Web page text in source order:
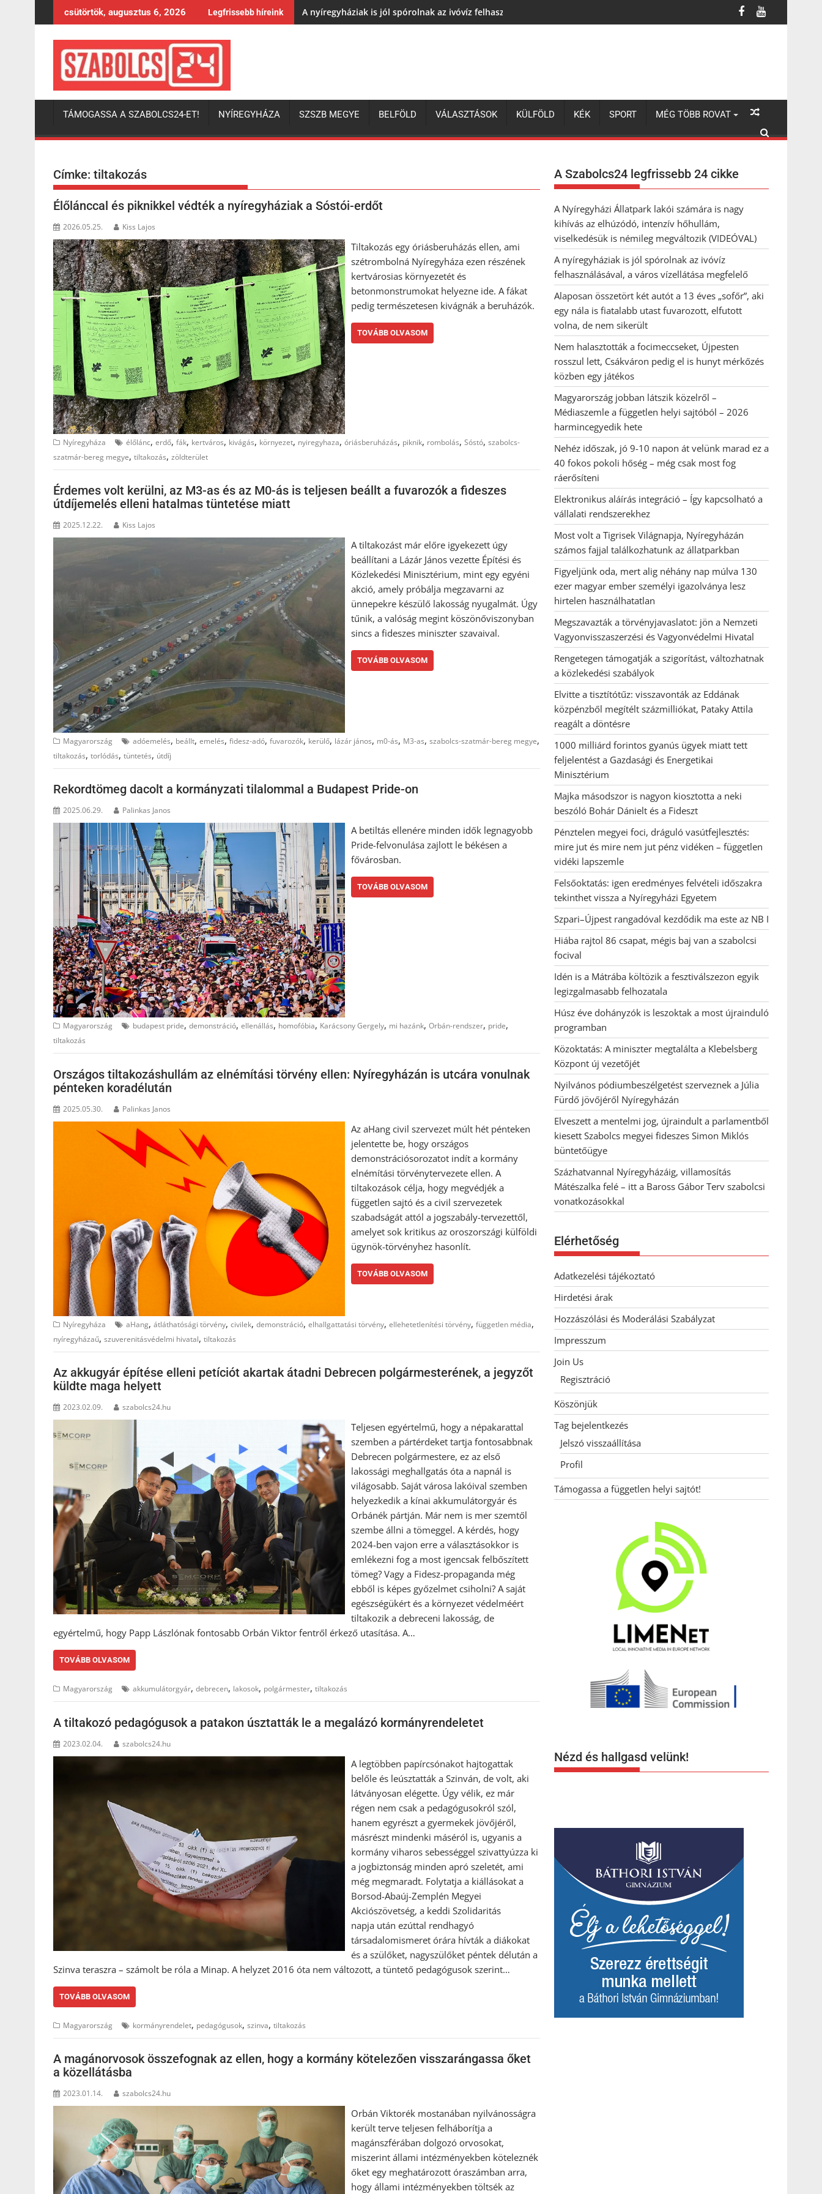
to
csütörtök, augusztus 6, 2026 Legfrissebb híreink A nyíregyháziak is jól spórolnak az ivóvíz felhasználásával, a város vízellátása megfelelő
TÁMOGASSA A SZABOLCS24-ET! NYÍREGYHÁZA SZSZB MEGYE BELFÖLD VÁLASZTÁSOK KÜLFÖLD KÉK SPORT MÉG TÖBB ROVAT
Címke: tiltakozás
Élőlánccal és piknikkel védték a nyíregyháziak a Sóstói-erdőt
2026.05.25. Kiss Lajos
Tiltakozás egy óriásberuházás ellen, ami
szétrombolná Nyíregyháza ezen részének
kertvárosias környezetét és
betonmonstrumokat helyezne ide. A fákat
pedig természetesen kivágnák a beruházók.
TOVÁBB OLVASOM
Nyíregyháza élőlánc, erdő, fák, kertváros, kivágás, környezet, nyiregyhaza, óriásberuházás, piknik, rombolás, Sóstó, szabolcs-
szatmár-bereg megye, tiltakozás, zöldterület
Érdemes volt kerülni, az M3-as és az M0-ás is teljesen beállt a fuvarozók a fideszes
útdíjemelés elleni hatalmas tüntetése miatt
2025.12.22. Kiss Lajos
A tiltakozást már előre igyekezett úgy
beállítani a Lázár János vezette Építési és
Közlekedési Minisztérium, mint egy egyéni
akció, amely próbálja megzavarni az
ünnepekre készülő lakosság nyugalmát. Úgy
tűnik, a valóság megint köszönőviszonyban
sincs a fideszes miniszter szavaival.
TOVÁBB OLVASOM
Magyarország adóemelés, beállt, emelés, fidesz-adó, fuvarozók, kerülő, lázár jános, m0-ás, M3-as, szabolcs-szatmár-bereg megye,
tiltakozás, torlódás, tüntetés, útdíj
Rekordtömeg dacolt a kormányzati tilalommal a Budapest Pride-on
2025.06.29. Palinkas Janos
A betiltás ellenére minden idők legnagyobb
Pride-felvonulása zajlott le békésen a
fővárosban.
TOVÁBB OLVASOM
Magyarország budapest pride, demonstráció, ellenállás, homofóbia, Karácsony Gergely, mi hazánk, Orbán-rendszer, pride,
tiltakozás
Országos tiltakozáshullám az elnémítási törvény ellen: Nyíregyházán is utcára vonulnak
pénteken koradélután
2025.05.30. Palinkas Janos
Az aHang civil szervezet múlt hét pénteken
jelentette be, hogy országos
demonstrációsorozatot indít a kormány
elnémítási törvénytervezete ellen. A
tiltakozások célja, hogy megvédjék a
független sajtó és a civil szervezetek
szabadságát attól a jogszabály-tervezettől,
amelyet sok kritikus az oroszországi külföldi
ügynök-törvényhez hasonlít.
TOVÁBB OLVASOM
Nyíregyháza aHang, átláthatósági törvény, civilek, demonstráció, elhallgattatási törvény, ellehetetlenítési törvény, független média,
nyíregyházaű, szuverenitásvédelmi hivatal, tiltakozás
Az akkugyár építése elleni petíciót akartak átadni Debrecen polgármesterének, a jegyzőt
küldte maga helyett
2023.02.09. szabolcs24.hu
Teljesen egyértelmű, hogy a népakarattal
szemben a pártérdeket tartja fontosabbnak
Debrecen polgármestere, ez az első
lakossági meghallgatás óta a napnál is
világosabb. Saját városa lakóival szemben
helyezkedik a kínai akkumulátorgyár és
Orbánék pártján. Már nem is mer szemtől
szembe állni a tömeggel. A kérdés, hogy
2024-ben vajon erre a választásokkor is
emlékezni fog a most igencsak felbőszített
tömeg? Vagy a Fidesz-propaganda még
ebből is képes győzelmet csiholni? A saját
egészségükért és a környezet védelméért
tiltakozik a debreceni lakosság, de
egyértelmű, hogy Papp Lászlónak fontosabb Orbán Viktor fentről érkező utasítása. A…
TOVÁBB OLVASOM
Magyarország akkumulátorgyár, debrecen, lakosok, polgármester, tiltakozás
A tiltakozó pedagógusok a patakon úsztatták le a megalázó kormányrendeletet
2023.02.04. szabolcs24.hu
A legtöbben papírcsónakot hajtogattak
belőle és leúsztatták a Szinván, de volt, aki
látványosan elégette. Úgy vélik, ez már
régen nem csak a pedagógusokról szól,
hanem egyrészt a gyermekek jövőjéről,
másrészt mindenki máséról is, ugyanis a
kormány viharos sebességgel szivattyúzza ki
a jogbiztonság minden apró szeletét, ami
még megmaradt. Folytatja a kiállásokat a
Borsod-Abaúj-Zemplén Megyei
Akciószövetség, a keddi Szolidaritás
napja után ezúttal rendhagyó
társadalomismeret órára hívták a diákokat
és a szülőket, nagyszülőket péntek délután a
Szinva teraszra – számolt be róla a Minap. A helyzet 2016 óta nem változott, a tüntető pedagógusok szerint…
TOVÁBB OLVASOM
Magyarország kormányrendelet, pedagógusok, szinva, tiltakozás
A magánorvosok összefognak az ellen, hogy a kormány kötelezően visszarángassa őket
a közellátásba
2023.01.14. szabolcs24.hu
Orbán Viktorék mostanában nyilvánosságra
került terve teljesen felháborítja a
magánszférában dolgozó orvosokat,
miszerint állami intézményekben köteleznék
őket egy meghatározott óraszámban arra,
hogy állami intézményekben töltsék az
A Szabolcs24 legfrissebb 24 cikke
A Nyíregyházi Állatpark lakói számára is nagy
kihívás az elhúzódó, intenzív hőhullám,
viselkedésük is némileg megváltozik (VIDEÓVAL)
A nyíregyháziak is jól spórolnak az ivóvíz
felhasználásával, a város vízellátása megfelelő
Alaposan összetört két autót a 13 éves „sofőr”, aki
egy nála is fiatalabb utast fuvarozott, elfutott
volna, de nem sikerült
Nem halasztották a focimeccseket, Újpesten
rosszul lett, Csákváron pedig el is hunyt mérkőzés
közben egy játékos
Magyarország jobban látszik közelről –
Médiaszemle a független helyi sajtóból – 2026
harmincegyedik hete
Nehéz időszak, jó 9-10 napon át velünk marad ez a
40 fokos pokoli hőség – még csak most fog
ráerősíteni
Elektronikus aláírás integráció – Így kapcsolható a
vállalati rendszerekhez
Most volt a Tigrisek Világnapja, Nyíregyházán
számos fajjal találkozhatunk az állatparkban
Figyeljünk oda, mert alig néhány nap múlva 130
ezer magyar ember személyi igazolványa lesz
hirtelen használhatatlan
Megszavazták a törvényjavaslatot: jön a Nemzeti
Vagyonvisszaszerzési és Vagyonvédelmi Hivatal
Rengetegen támogatják a szigorítást, változhatnak
a közlekedési szabályok
Elvitte a tisztítótűz: visszavonták az Eddának
közpénzből megítélt százmilliókat, Pataky Attila
reagált a döntésre
1000 milliárd forintos gyanús ügyek miatt tett
feljelentést a Gazdasági és Energetikai
Minisztérium
Majka másodszor is nagyon kiosztotta a neki
beszóló Bohár Dánielt és a Fideszt
Pénztelen megyei foci, dráguló vasútfejlesztés:
mire jut és mire nem jut pénz vidéken – független
vidéki lapszemle
Felsőoktatás: igen eredményes felvételi időszakra
tekinthet vissza a Nyíregyházi Egyetem
Szpari–Újpest rangadóval kezdődik ma este az NB I
Hiába rajtol 86 csapat, mégis baj van a szabolcsi
focival
Idén is a Mátrába költözik a fesztiválszezon egyik
legizgalmasabb felhozatala
Húsz éve dohányzók is leszoktak a most újrainduló
programban
Közoktatás: A miniszter megtalálta a Klebelsberg
Központ új vezetőjét
Nyilvános pódiumbeszélgetést szerveznek a Júlia
Fürdő jövőjéről Nyíregyházán
Elveszett a mentelmi jog, újraindult a parlamentből
kiesett Szabolcs megyei fideszes Simon Miklós
büntetőügye
Százhatvannal Nyíregyházáig, villamosítás
Mátészalka felé – itt a Baross Gábor Terv szabolcsi
vonatkozásokkal
Elérhetőség
Adatkezelési tájékoztató
Hirdetési árak
Hozzászólási és Moderálási Szabályzat
Impresszum
Join Us
Regisztráció
Köszönjük
Tag bejelentkezés
Jelszó visszaállítása
Profil
Támogassa a független helyi sajtót!
Nézd és hallgasd velünk!